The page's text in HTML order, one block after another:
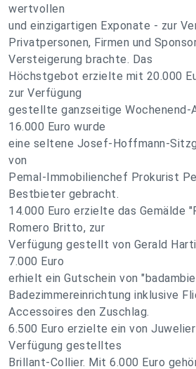
wertvollen
und einzigartigen Exponate - zur
Privatpersonen, Firmen und
Versteigerung brachte. Das
Höchstgebot erzielte mit 20.000
zur Verfügung
gestellte ganzseitige Wochenend-
16.000 Euro wurde
eine seltene Josef-Hoffmann-
von
Pemal-Immobilienchef Prokurist
Bestbieter gebracht.
14.000 Euro erzielte das Gemälde
Romero Britto, zur
Verfügung gestellt von Gerald
7.000 Euro
erhielt ein Gutschein von
Badezimmereinrichtung inklusive
Accessoires den Zuschlag.
6.500 Euro erzielte ein von
Verfügung gestelltes
Brillant-Collier. Mit 6.000 Euro